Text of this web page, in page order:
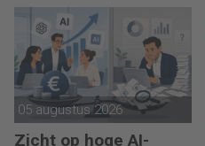
05 augustus 2026
Zicht op hoge AI-